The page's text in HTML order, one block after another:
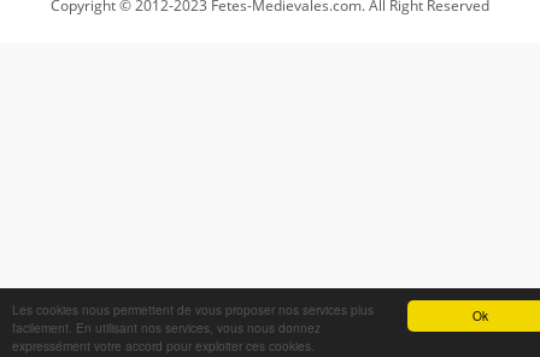
Ok
Les cookies nous permettent de vous proposer nos services plus
facilement. En utilisant nos services, vous nous donnez
expressément votre accord pour exploiter ces cookies.
Copyright © 2012-2023 Fetes-Medievales.com. All Right Reserved